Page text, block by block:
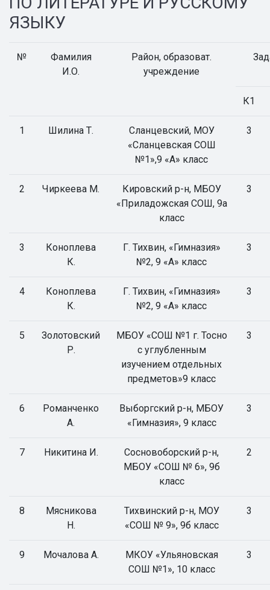
ЯЗЫКУ
№
Фамилия
И.О.
Район, образоват.
учреждение
К1
1 Шилина Т.
Сланцевский, МОУ
«Сланцевская СОШ
№1»,9 «А» класс
3
2 Чиркеева М.
Кировский р-н, МБОУ
«Приладожская СОШ, 9а
класс
3
3
Коноплева
К.
Г. Тихвин, «Гимназия»
№2, 9 «А» класс
3
4
Коноплева
К.
Г. Тихвин, «Гимназия»
№2, 9 «А» класс
3
5
Золотовский
Р.
МБОУ «СОШ №1 г. Тосно
с углубленным
изучением отдельных
предметов»9 класс
3
6
Романченко
А.
Выборгский р-н, МБОУ
«Гимназия», 9 класс
3
7 Никитина И.
Сосновоборский р-н,
МБОУ «СОШ № 6», 9б
класс
2
8
Мясникова
Н.
Тихвинский р-н, МОУ
«СОШ № 9», 9б класс
3
9 Мочалова А.
МКОУ «Ульяновская
СОШ №1», 10 класс
3